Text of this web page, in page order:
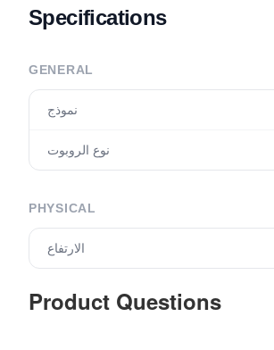
Specifications
GENERAL
نموذج
نوع الروبوت
PHYSICAL
الارتفاع
Product Questions